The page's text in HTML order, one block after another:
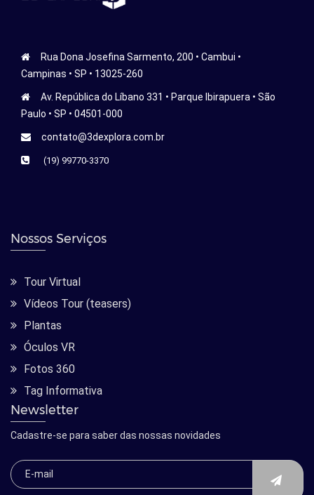
Rua Dona Josefina Sarmento, 200 • Cambui •
Campinas • SP • 13025-260
Av. República do Líbano 331 • Parque Ibirapuera • São
Paulo • SP • 04501-000
contato@3dexplora.com.br
(19) 99770-3370
Nossos Serviços
Tour Virtual
Vídeos Tour (teasers)
Plantas
Óculos VR
Fotos 360
Tag Informativa
Newsletter
Cadastre-se para saber das nossas novidades